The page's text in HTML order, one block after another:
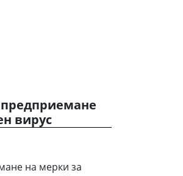
предприемане
вирус
на мерки за